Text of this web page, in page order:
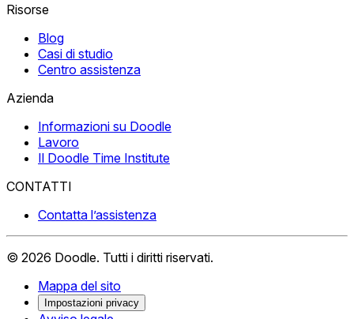
Risorse
Blog
Casi di studio
Centro assistenza
Azienda
Informazioni su Doodle
Lavoro
Il Doodle Time Institute
CONTATTI
Contatta l’assistenza
© 2026 Doodle. Tutti i diritti riservati.
Mappa del sito
Impostazioni privacy